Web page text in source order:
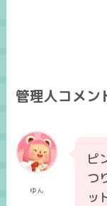
管理人コメン
ゆん
ピ
つ
ッ